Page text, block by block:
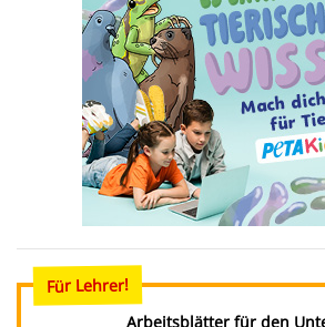
Für Lehrer!
Arbeitsblätter für den